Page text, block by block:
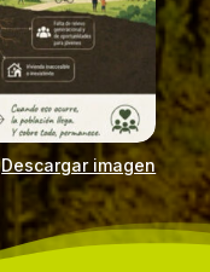
Descargar imagen